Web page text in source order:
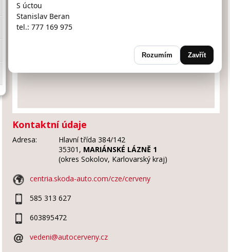
Kontaktní údaje
Adresa:
Hlavní třída 384/142
35301, MARIÁNSKÉ LÁZNĚ 1
(okres Sokolov, Karlovarský kraj)
centria.skoda-auto.com/cze/cerveny
585 313 627
603895472
vedeni@autocerveny.cz
S úctou
Stanislav Beran
tel.: 777 169 975
Rozumím Zavřít